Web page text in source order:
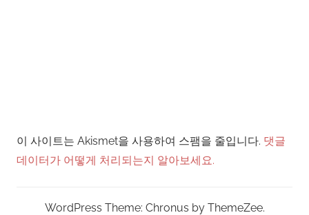
이 사이트는 Akismet을 사용하여 스팸을 줄입니다. 댓글
데이터가 어떻게 처리되는지 알아보세요.
WordPress Theme: Chronus by ThemeZee.